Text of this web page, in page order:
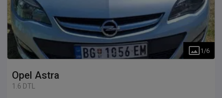
1 /6
Opel Astra
1.6 DTL